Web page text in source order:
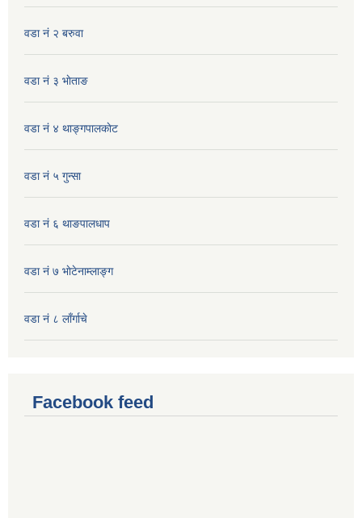
वडा नं २ बरुवा
वडा नं ३ भाेताङ
वडा नं ४ थाङ्गपालकाेट
वडा नं ५ गुन्सा
वडा नं ६ थाङपालधाप
वडा नं ७ भाेटेनाम्लाङ्ग
वडा नं ८ लाँर्गाचे
Facebook feed